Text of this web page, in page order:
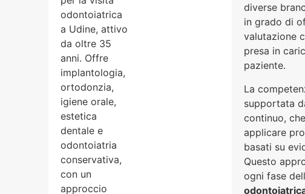
odontoiatrica
a Udine, attivo
da oltre 35
anni. Offre
implantologia,
ortodonzia,
igiene orale,
estetica
dentale e
odontoiatria
conservativa,
con un
approccio
diverse
in grado di
valutazione
presa in
paziente.
La
supportata
continuo,
applicare
basati su
Questo
ogni fase